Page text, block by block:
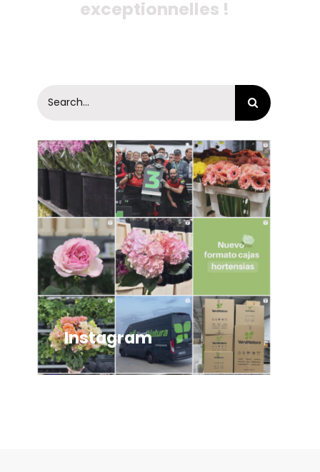
exceptionnelles !
for:
Instagram